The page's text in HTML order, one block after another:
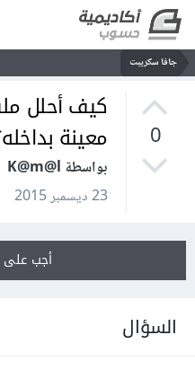
جافا سكريبت
0
معينة
بواسطة K@m@l
23 ديسمبر 2015
أجب على
السؤال